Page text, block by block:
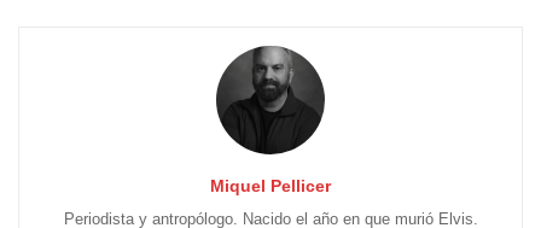
Miquel Pellicer
Periodista y antropólogo. Nacido el año en que murió Elvis.